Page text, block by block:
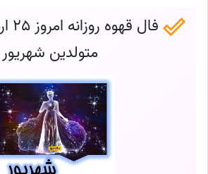
متولدین شهریور